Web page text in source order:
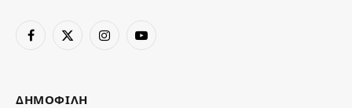
Facebook
X
InstagramYouTube
ΔΗΜΟΦΙΛΉ